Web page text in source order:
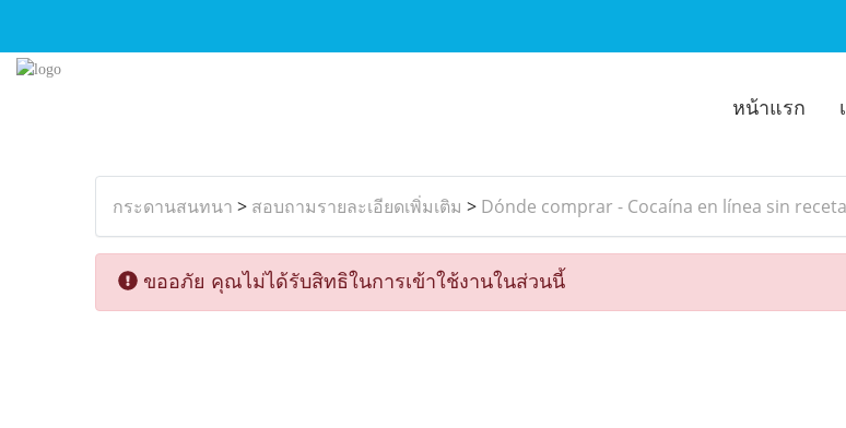
หน้าแรก
กระดานสนทนา > สอบถามรายละเอียดเพิ่มเติม > Dónde comprar - Cocaína en línea sin
ขออภัย คุณไม่ได้รับสิทธิในการเข้าใช้งานในส่วนนี้